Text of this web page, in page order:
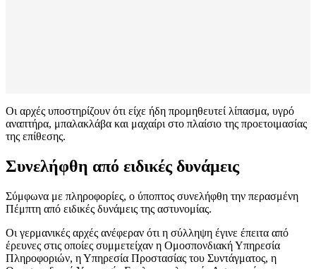
Οι αρχές υποστηρίζουν ότι είχε ήδη προμηθευτεί λίπασμα, υγρό
αναπτήρα, μπαλακλάβα και μαχαίρι στο πλαίσιο της προετοιμασίας
της επίθεσης.
Συνελήφθη από ειδικές δυνάμεις
Σύμφωνα με πληροφορίες, ο ύποπτος συνελήφθη την περασμένη
Πέμπτη από ειδικές δυνάμεις της αστυνομίας.
Οι γερμανικές αρχές ανέφεραν ότι η σύλληψη έγινε έπειτα από
έρευνες στις οποίες συμμετείχαν η Ομοσπονδιακή Υπηρεσία
Πληροφοριών, η Υπηρεσία Προστασίας του Συντάγματος, η